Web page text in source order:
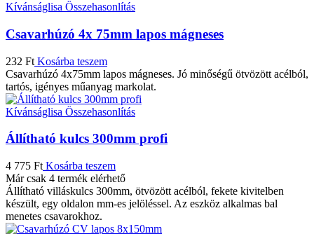
Kívánságlisa Összehasonlítás
Csavarhúzó 4x 75mm lapos mágneses
232 Ft Kosárba teszem
Csavarhúzó 4x75mm lapos mágneses. Jó minőségű ötvözött acélból,
tartós, igényes műanyag markolat.
Kívánságlisa Összehasonlítás
Állítható kulcs 300mm profi
4 775 Ft Kosárba teszem
Már csak 4 termék elérhető
Állítható villáskulcs 300mm, ötvözött acélból, fekete kivitelben
készült, egy oldalon mm-es jelöléssel. Az eszköz alkalmas bal
menetes csavarokhoz.